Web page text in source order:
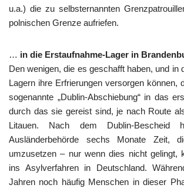
u.a.) die zu selbsternannten
polnischen Grenze aufriefen.
… in die Erstaufnahme-Lager in
Den wenigen, die es geschafft haben, und in
Lagern ihre Erfrierungen versorgen können,
sogenannte „Dublin-Abschiebung“ in das
durch das sie gereist sind, je nach Route
Litauen. Nach dem Dublin-Bescheid
Ausländerbehörde sechs Monate Zeit,
umzusetzen – nur wenn dies nicht gelingt,
ins Asylverfahren in Deutschland.
Jahren noch häufig Menschen in dieser